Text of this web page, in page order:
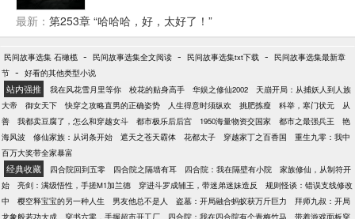
探索，他惊讶地发现，这里并非单纯的四合院世界，
而是似乎融合了各种年代影视剧的复杂空间。在这
又充满挑战的环境。在这个院子里，易不群妄图PUA
年轻一代，试图掌控他们的思想和行为。然而，院里
的一帮年轻人却只对苏阳言听计从。这让易不群的计
划一次次落空，他的权威在苏阳面前荡然无存。
最新： 第253章 “哈哈哈，好，太好了！”
民间故事选集 石橄榄 - 民间故事选集全文阅读 - 民间故事选集txt下载 - 民间故事选集最新章
节 - 好看的其他类型小说
站内强推 我在风花雪月里等你 校花的贴身高手 华娱之修仙2002
天崩开局：从捕妖人到人族
大帝
御女天下 快穿之攻略直男的正确姿势 人生得意时须纵欢 挑肥拣瘦 科举，寒门状元
从
善
我都卖豆腐了，怎么和穿越女斗 都市极乐后后宫 1950海量物资交国家 都市之最强兵王
艳
海风波
修仙家族：从词条开始 遮天之苍天霸体 花都太子 穿越家丁之百香国
重生九零：我中
百万大奖带全家暴富
经典收藏 四合院回到五零 四合院之隔墙有耳 四合院：我在隔壁有小院
家族修仙，从制符开
始
亮剑：满级悟性，手搓M1加兰德 穿进斗罗成辅王，带迷弟迷妹造反
规则怪谈：错误支线修改
中
樱空释宝宝的另一种人生 男友他总不是人 盗墓：开局融合蚂蚁获万斤巨力
拜师九叔：开局
龙象般若功大成
穿书六零，手握超市开工厂 四合院：我在四合院有个青梅竹马
带着游戏面板穿